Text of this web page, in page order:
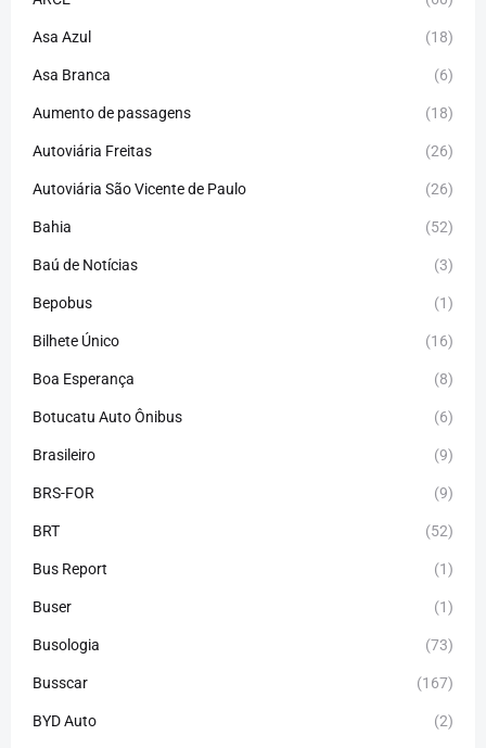
Asa Azul (18)
Asa Branca (6)
Aumento de passagens (18)
Autoviária Freitas (26)
Autoviária São Vicente de Paulo (26)
Bahia (52)
Baú de Notícias (3)
Bepobus (1)
Bilhete Único (16)
Boa Esperança (8)
Botucatu Auto Ônibus (6)
Brasileiro (9)
BRS-FOR (9)
BRT (52)
Bus Report (1)
Buser (1)
Busologia (73)
Busscar (167)
BYD Auto (2)